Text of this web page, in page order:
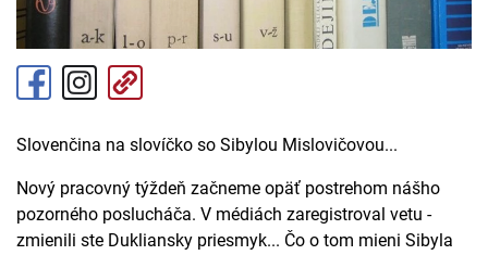
Slovenčina na slovíčko so Sibylou Mislovičovou...
Nový pracovný týždeň začneme opäť postrehom nášho
pozorného poslucháča. V médiách zaregistroval vetu -
zmienili ste Dukliansky priesmyk... Čo o tom mieni Sibyla